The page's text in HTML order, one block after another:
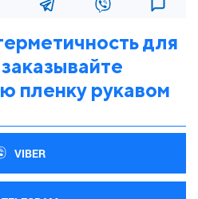
для
пленку рукавом
VIBER